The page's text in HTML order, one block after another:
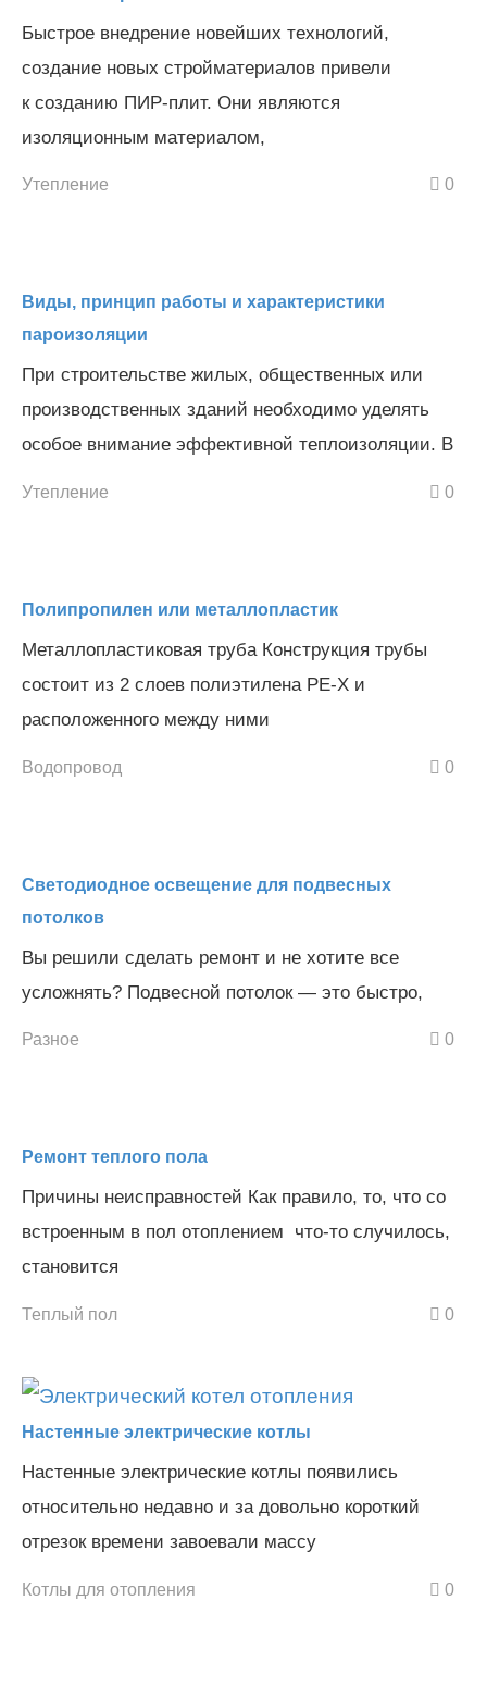
Быстрое внедрение новейших технологий,
создание новых стройматериалов привели
к созданию ПИР-плит. Они являются
изоляционным материалом,
Утепление 0
Виды, принцип работы и характеристики
пароизоляции
При строительстве жилых, общественных или
производственных зданий необходимо уделять
особое внимание эффективной теплоизоляции. В
Утепление 0
Полипропилен или металлопластик
Металлопластиковая труба Конструкция трубы
состоит из 2 слоев полиэтилена РЕ-Х и
расположенного между ними
Водопровод 0
Светодиодное освещение для подвесных
потолков
Вы решили сделать ремонт и не хотите все
усложнять? Подвесной потолок — это быстро,
Разное 0
Ремонт теплого пола
Причины неисправностей Как правило, то, что со
встроенным в пол отоплением что-то случилось,
становится
Теплый пол 0
Настенные электрические котлы
Настенные электрические котлы появились
относительно недавно и за довольно короткий
отрезок времени завоевали массу
Котлы для отопления 0